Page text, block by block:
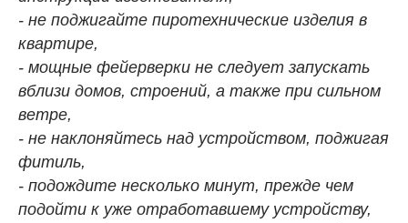
- не поджигайте пиротехнические изделия в
квартире,
- мощные фейерверки не следует запускать
вблизи домов, строений, а также при сильном
ветре,
- не наклоняйтесь над устройством, поджигая
фитиль,
- подождите несколько минут, прежде чем
подойти к уже отработавшему устройству,